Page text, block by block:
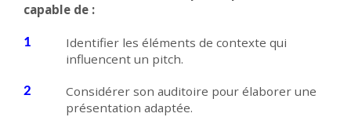
capable de :
Identifier les éléments de contexte qui
influencent un pitch.
Considérer son auditoire pour élaborer une
présentation adaptée.